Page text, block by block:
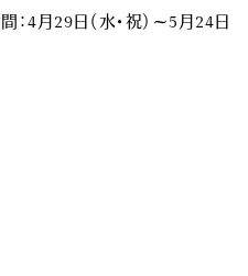
：4月29日（水・祝）～5月24日